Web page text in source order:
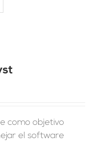
como objetivo
el software